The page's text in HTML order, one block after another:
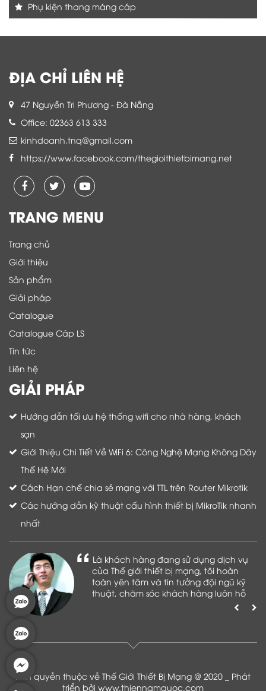
Phụ kiện thang máng cáp
ĐỊA CHỈ LIÊN HỆ
47 Nguyễn Tri Phương - Đà Nẵng
Office: 02363 613 333
kinhdoanh.tnq@gmail.com
https://www.facebook.com/thegioithietbimang.net
TRANG MENU
Trang chủ
Giới thiệu
Sản phẩm
Giải pháp
Catalogue
Catalogue Cáp LS
Tin tức
Liên hệ
GIẢI PHÁP
Hướng dẫn tối ưu hệ thống wifi cho nhà hàng, khách
sạn
Giới Thiệu Chi Tiết Về WiFi 6: Công Nghệ Mạng Không Dây
Thế Hệ Mới
Cách Hạn chế chia sẻ mạng với TTL trên Router Mikrotik
Các hướng dẫn kỹ thuật cấu hình thiết bị MikroTik nhanh
nhất
Là khách hàng đang sử dụng dịch vụ
của Thế giới thiết bị mạng, tôi hoàn
toàn yên tâm và tin tưởng đội ngũ kỹ
thuật, chăm sóc khách hàng luôn hỗ
Bản quyền thuộc về Thế Giới Thiết Bị Mạng @ 2020 _ Phát
triển bởi www.thiennamquoc.com